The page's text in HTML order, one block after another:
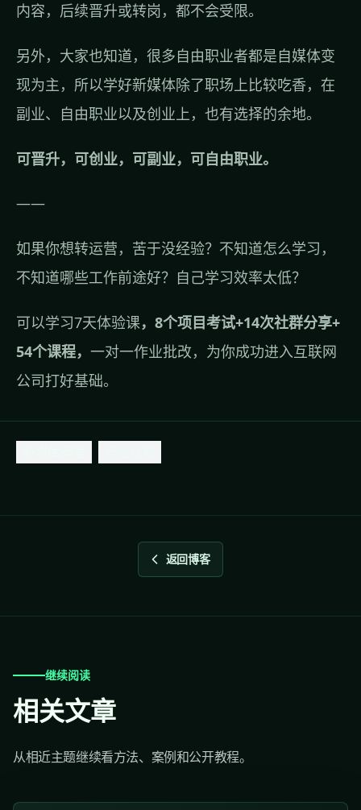
内容，后续晋升或转岗，都不会受限。
另外，大家也知道，很多自由职业者都是自媒体变
现为主，所以学好新媒体除了职场上比较吃香，在
副业、自由职业以及创业上，也有选择的余地。
可晋升，可创业，可副业，可自由职业。
——
如果你想转运营，苦于没经验？不知道怎么学习，
不知道哪些工作前途好？自己学习效率太低？
可以学习7天体验课，8个项目考试+14次社群分享+
54个课程， 一对一作业批改，为你成功进入互联网
公司打好基础。
返回博客
继续阅读
相关文章
从相近主题继续看方法、案例和公开教程。